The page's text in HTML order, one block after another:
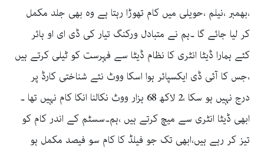
،بھمبر ،نیلم ،حویلی میں کام تھوڑا رہتا ہے وہ بھی جلد مکمل
کر لیا جائے گا ۔ہم نے متبادل ورکنگ تیار کی ڈی ای او ہائر
کئے ہمارا ڈیٹا انٹری کا نظام ڈیٹا سے فہرست کو ٹیلی کرتے ہیں
،جس کا آئی ڈی ایکسپائر ہوا اسکا ووٹ نئے شناختی کارڈ پر
درج نہیں ہو سکا ،2 لاکھ 68 ہزار ووٹ نکالنا انکا کام نہیں تھا ۔
ابھی ڈیٹا انٹری سے میچ کرتے ہیں ،ہم۔سسٹم کے اندر کام کو
تیز کر رہے ہیں،ابھی تک جو فیلڈ کا کام سو فیصد مکمل ہو